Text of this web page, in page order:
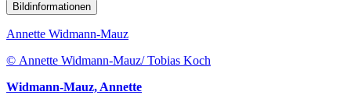
Bildinformationen
Annette Widmann-Mauz
© Annette Widmann-Mauz/ Tobias Koch
Widmann-Mauz, Annette